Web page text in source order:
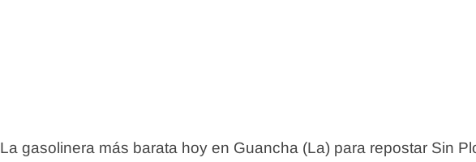
La gasolinera más barata hoy en Guancha (La) para repostar Sin